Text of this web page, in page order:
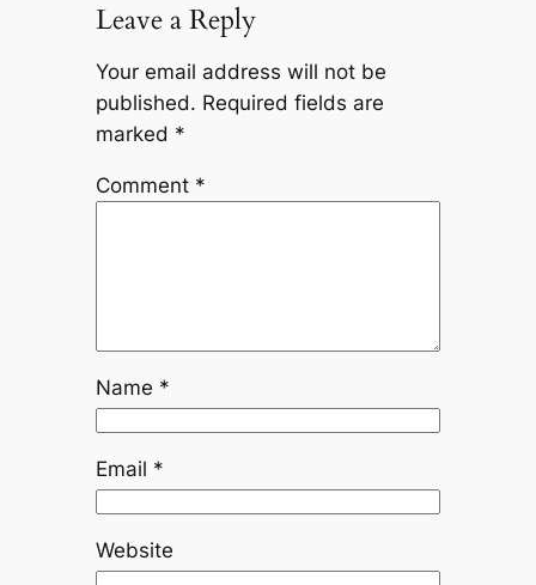
Leave a Reply
Your email address will not be
published. Required fields are
marked *
Comment *
Name *
Email *
Website